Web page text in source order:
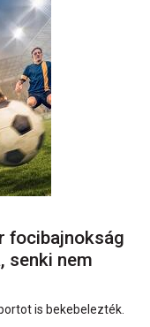
focibajnokság
senki nem
is bekebelezték.